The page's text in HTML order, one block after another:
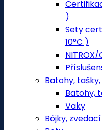
)
Sety
10°C )
NITROX/
Batohy,
Batohy,
Vaky
Bójky,